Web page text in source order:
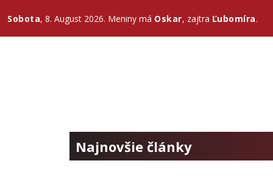
Sobota, 8. August 2026. Meniny má Oskar, zajtra Ľubomíra.
Najnovšie články